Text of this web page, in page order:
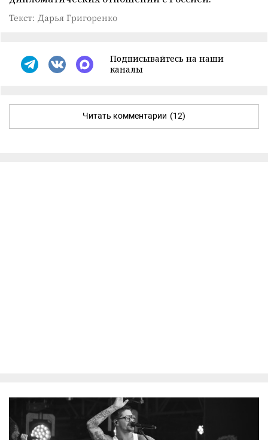
Текст: Дарья Григоренко
Подписывайтесь на наши
каналы
Читать комментарии (12)